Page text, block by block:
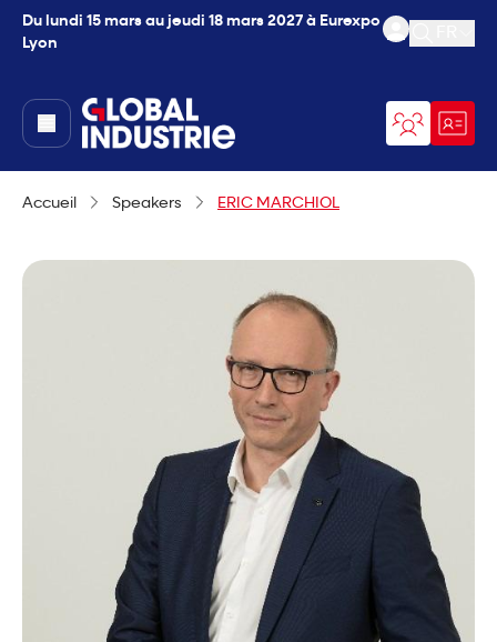
Du lundi 15 mars au jeudi 18 mars 2027 à Eurexpo
Lyon
Ouvrir
page.home
Accueil Speakers ERIC MARCHIOL